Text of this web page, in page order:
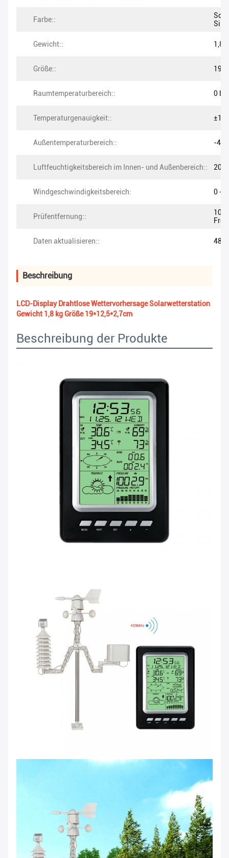
Farbe::
Gewicht:: 1,8
Größe::
Raumtemperaturbereich:: 0
Temperaturgenauigkeit::
Außentemperaturbereich:: -40
Luftfeuchtigkeitsbereich im Innen- und Außenbereich:: 20%
Windgeschwindigkeitsbereich: 0 ~
Prüfentfernung::
100
Daten aktualisieren:: 48er
Beschreibung
LCD-Display Drahtlose Wettervorhersage Solarwetterstation
Gewicht 1,8 kg Größe 19*12,5*2,7cm
Beschreibung der Produkte